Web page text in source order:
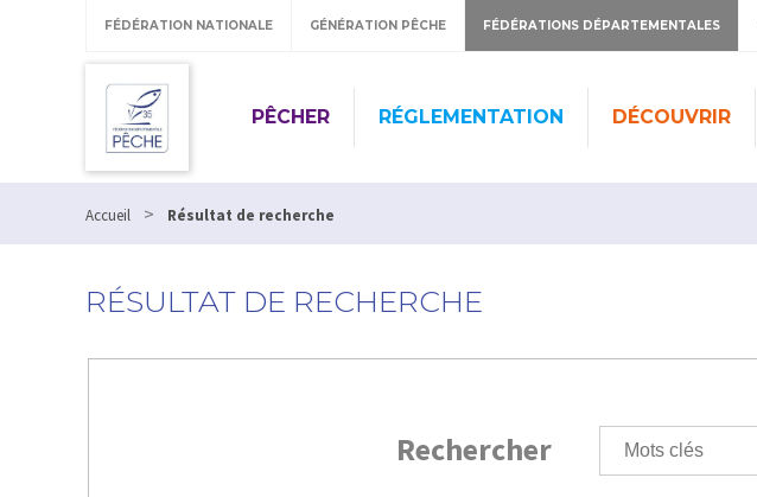
FÉDÉRATION NATIONALE GÉNÉRATION PÊCHE FÉDÉRATIONS DÉPARTEMENTALES
PÊCHER RÉGLEMENTATION DÉCOUVRIR
Accueil > Résultat de recherche
RÉSULTAT DE RECHERCHE
Rechercher